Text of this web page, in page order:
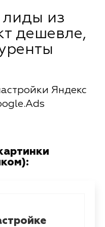
лиды из
дешевле,
Яндекс